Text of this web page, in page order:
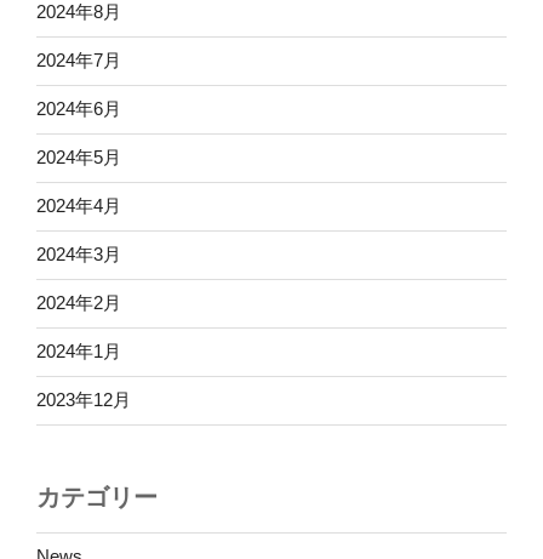
2024年8月
2024年7月
2024年6月
2024年5月
2024年4月
2024年3月
2024年2月
2024年1月
2023年12月
カテゴリー